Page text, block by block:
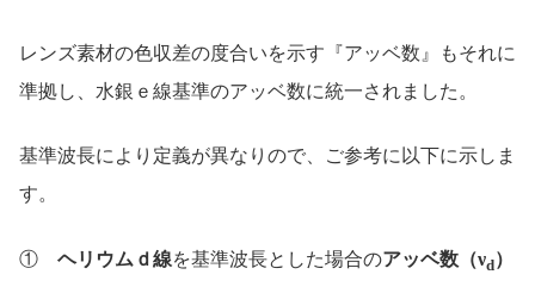
レンズ素材の色収差の度合いを示す『アッベ数』もそれに
準拠し、水銀ｅ線基準のアッベ数に統一されました。
基準波長により定義が異なりので、ご参考に以下に示しま
す。
① ヘリウムｄ線を基準波長とした場合のアッベ数（νd）